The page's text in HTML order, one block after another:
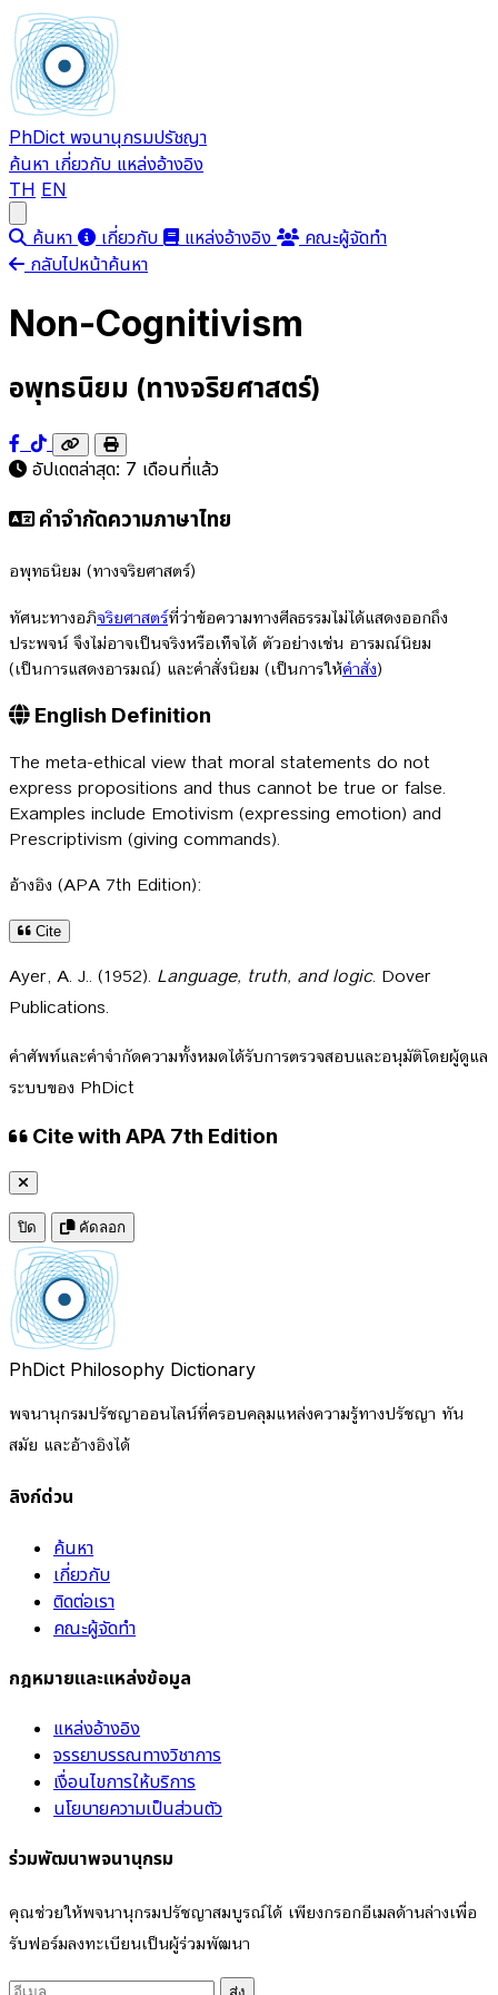
PhDict พจนานุกรมปรัชญา
ค้นหา เกี่ยวกับ แหล่งอ้างอิง
TH EN
ค้นหา เกี่ยวกับ แหล่งอ้างอิง
คณะผู้จัดทำ
กลับไปหน้าค้นหา
Non-Cognitivism
อพุทธนิยม (ทางจริยศาสตร์)
อัปเดตล่าสุด: 7 เดือนที่แล้ว
คำจำกัดความภาษาไทย
อพุทธนิยม (ทางจริยศาสตร์)
ทัศนะทางอภิจริยศาสตร์ที่ว่าข้อความทางศีลธรรมไม่ได้แสดงออกถึง
ประพจน์ จึงไม่อาจเป็นจริงหรือเท็จได้ ตัวอย่างเช่น อารมณ์นิยม
(เป็นการแสดงอารมณ์) และคำสั่งนิยม (เป็นการให้คำสั่ง)
English Definition
The meta-ethical view that moral statements do not
express propositions and thus cannot be true or false.
Examples include Emotivism (expressing emotion) and
Prescriptivism (giving commands).
อ้างอิง (APA 7th Edition):
Cite
Ayer, A. J.. (1952). Language, truth, and logic. Dover
Publications.
คำศัพท์และคำจำกัดความทั้งหมดได้รับการตรวจสอบและอนุมัติโดยผู้ดูแล
ระบบของ PhDict
Cite with APA 7th Edition
ปิด คัดลอก
PhDict Philosophy Dictionary
พจนานุกรมปรัชญาออนไลน์ที่ครอบคลุมแหล่งความรู้ทางปรัชญา ทัน
สมัย และอ้างอิงได้
ลิงก์ด่วน
ค้นหา
เกี่ยวกับ
ติดต่อเรา
คณะผู้จัดทำ
กฎหมายและแหล่งข้อมูล
แหล่งอ้างอิง
จรรยาบรรณทางวิชาการ
เงื่อนไขการให้บริการ
นโยบายความเป็นส่วนตัว
ร่วมพัฒนาพจนานุกรม
คุณช่วยให้พจนานุกรมปรัชญาสมบูรณ์ได้ เพียงกรอกอีเมลด้านล่างเพื่อ
รับฟอร์มลงทะเบียนเป็นผู้ร่วมพัฒนา